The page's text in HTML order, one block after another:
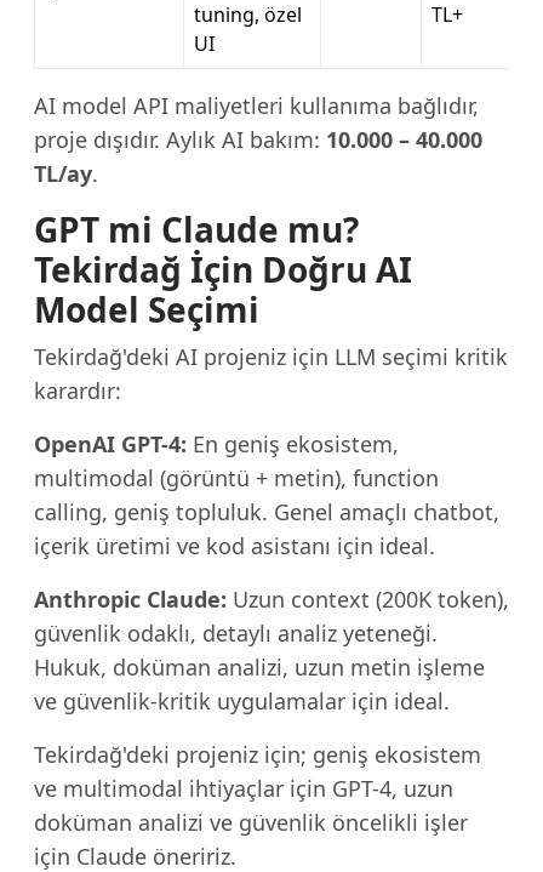
tuning, özel
UI
TL+
AI model API maliyetleri kullanıma bağlıdır,
proje dışıdır. Aylık AI bakım: 10.000 – 40.000
TL/ay.
GPT mi Claude mu?
Tekirdağ İçin Doğru AI
Model Seçimi
Tekirdağ'deki AI projeniz için LLM seçimi kritik
karardır:
OpenAI GPT-4: En geniş ekosistem,
multimodal (görüntü + metin), function
calling, geniş topluluk. Genel amaçlı chatbot,
içerik üretimi ve kod asistanı için ideal.
Anthropic Claude: Uzun context (200K token),
güvenlik odaklı, detaylı analiz yeteneği.
Hukuk, doküman analizi, uzun metin işleme
ve güvenlik-kritik uygulamalar için ideal.
Tekirdağ'deki projeniz için; geniş ekosistem
ve multimodal ihtiyaçlar için GPT-4, uzun
doküman analizi ve güvenlik öncelikli işler
için Claude öneririz.